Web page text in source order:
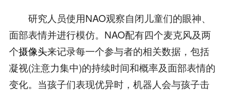
研究人员使用NAO观察自闭儿童们的眼神、
面部表情并进行模仿。NAO配有四个麦克风及两
个摄像头来记录每一个参与者的相关数据，包括
凝视(注意力集中)的持续时间和概率及面部表情的
变化。当孩子们表现优异时，机器人会与孩子击